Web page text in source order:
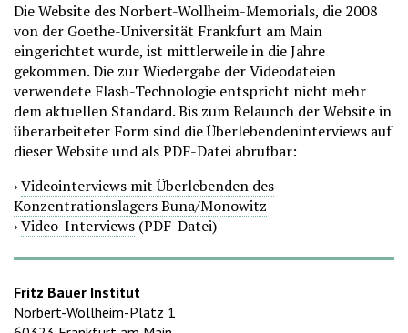
Die Website des Norbert-Wollheim-Memorials, die 2008
von der Goethe-Universität Frankfurt am Main
eingerichtet wurde, ist mittlerweile in die Jahre
gekommen. Die zur Wiedergabe der Videodateien
verwendete Flash-Technologie entspricht nicht mehr
dem aktuellen Standard. Bis zum Relaunch der Website in
überarbeiteter Form sind die Überlebendeninterviews auf
dieser Website und als PDF-Datei abrufbar:
›Videointerviews mit Überlebenden des
Konzentrationslagers Buna/Monowitz
›Video-Interviews (PDF-Datei)
Fritz Bauer Institut
Norbert-Wollheim-Platz 1